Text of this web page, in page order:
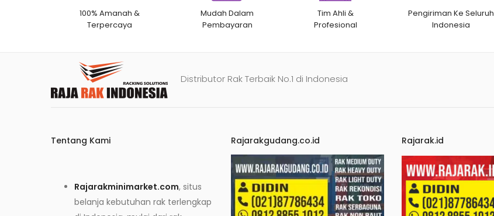
100% Amanah &
Terpercaya
Mudah Dalam
Pembayaran
Tim Ahli &
Profesional
Pengiriman Ke Seluruh
Indonesia
Distributor Rak Terbaik No.1 di Indonesia
Tentang Kami
Rajarakminimarket.com, situs
belanja kebutuhan rak terlengkap
Rajarakgudang.co.id Rajarak.id